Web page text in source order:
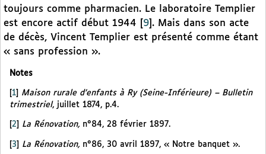
toujours comme pharmacien. Le laboratoire Templier
est encore actif début 1944
9 . Mais dans son acte
de décès, Vincent Templier est présenté comme étant
« sans profession ».
Notes
[1] Maison rurale d’enfants à Ry (Seine-Inférieure) – Bulletin
trimestriel, juillet 1874, p.4.
2 La Rénovation, n°84, 28 février 1897.
[3] La Rénovation, n°86, 30 avril 1897, « Notre banquet ».